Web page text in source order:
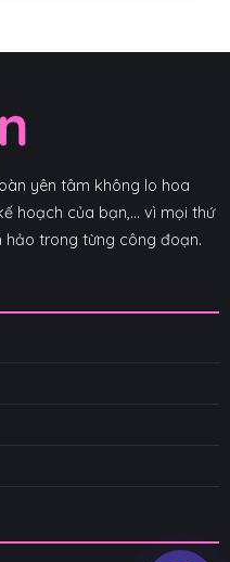
yên tâm không lo hoa
hoạch của bạn,... vì mọi thứ
trong từng công đoạn.